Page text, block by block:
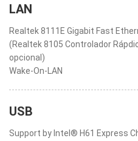
LAN
Realtek 8111E Gigabit Fast
(Realtek 8105 Controlador
opcional)
Wake-On-LAN
USB
Support by Intel® H61 Express